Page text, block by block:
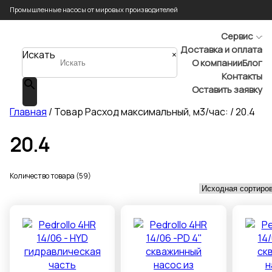
Промышленные насосы от мировых производителей
Искать ×
Сервис
Доставка и оплата
О компанииБлог
Контакты
Оставить заявку
Главная / Товар Расход максимальный, м3/час: / 20.4
20.4
Количество товара (59)